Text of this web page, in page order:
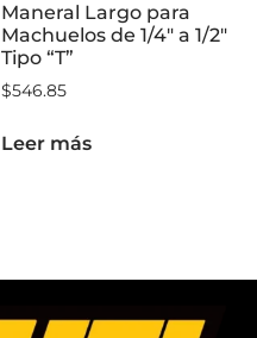
Maneral Largo para
Machuelos de 1/4″ a 1/2″
Tipo “T”
$546.85
Leer más